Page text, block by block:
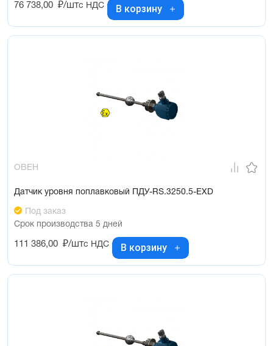
76 738,00 ₽/штс НДС В корзину
ОВЕН
Датчик уровня поплавковый ПДУ-RS.3250.5-ЕХD
Под заказ
Срок производства 5 дней
111 386,00 ₽/штс НДС В корзину